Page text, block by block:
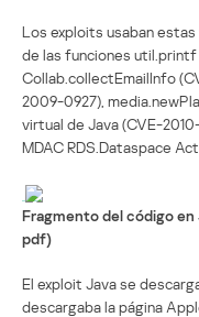
Los exploits usaban
de las funciones util.printf
Collab.collectEmailInfo
2009-0927),
virtual de Java (CVE-
MDAC RDS.Dataspace
Fragmento del código
pdf)
El exploit Java se
descargaba la página